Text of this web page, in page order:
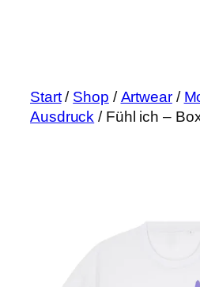
Start/ Shop /Artwear/
Ausdruck / Fühl ich –